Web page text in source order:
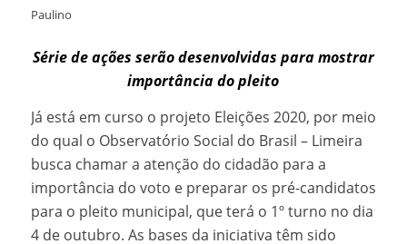
Paulino
Série de ações serão desenvolvidas para mostrar
importância do pleito
Já está em curso o projeto Eleições 2020, por meio
do qual o Observatório Social do Brasil – Limeira
busca chamar a atenção do cidadão para a
importância do voto e preparar os pré-candidatos
para o pleito municipal, que terá o 1º turno no dia
4 de outubro. As bases da iniciativa têm sido